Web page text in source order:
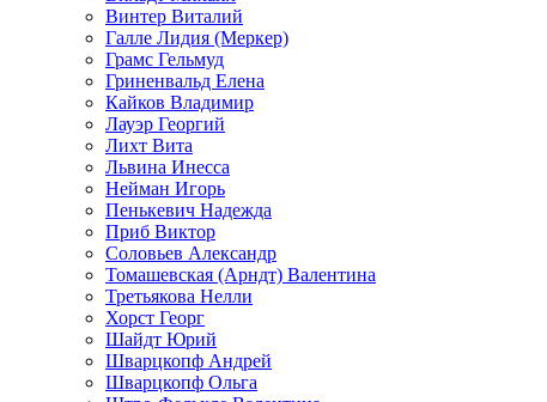
Винтер Виталий
Галле Лидия (Меркер)
Грамс Гельмуд
Гриненвальд Елена
Кайков Владимир
Лауэр Георгий
Лихт Вита
Львина Инесса
Нейман Игорь
Пенькевич Надежда
Приб Виктор
Соловьев Александр
Томашевская (Арндт) Валентина
Третьякова Нелли
Хорст Георг
Шайдт Юрий
Шварцкопф Андрей
Шварцкопф Ольга